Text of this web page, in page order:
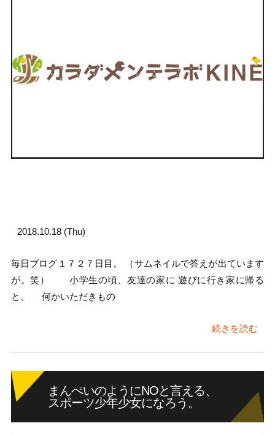
2018.10.18 (Thu)
毎日ブログ１７２７日目。 （サムネイルで答えが出ています
が。笑） 小学生の頃、友達の家に 遊びに行き家に帰る
と、 何かいただきもの
続きを読む
まんぺいのようにNOと言える、
スポーツ少年少女になろう。